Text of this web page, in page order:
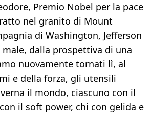
Premio Nobel per la pace
nel granito di Mount
di Washington, Jefferson
male, dalla prospettiva di una
nuovamente tornati lì, al
e della forza, gli utensili
il mondo, ciascuno con il
il soft power, chi con gelida e